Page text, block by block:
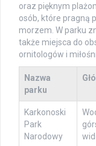
oraz pięknym
osób, które pragną
morzem. W parku
także miejsca do
ornitologów i
Nazwa
parku
Karkonoski
Park
Narodowy